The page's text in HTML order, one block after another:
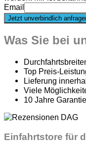
Email
Jetzt unverbindlich
Was Sie bei
Top Preis-
Lieferung
Viele
10 Jahre
Einfahrtstore für